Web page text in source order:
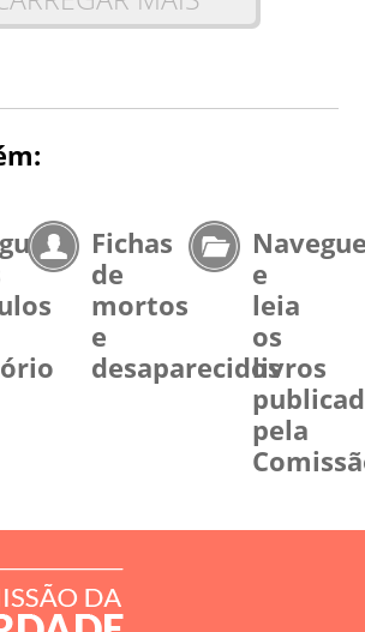
Fichas
de
mortos
e
desaparecidos
e
leia
os
livros
pela